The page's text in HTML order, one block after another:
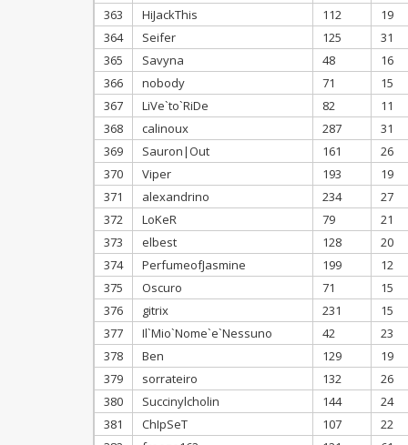
363
HiJackThis 112
19
364
Seifer 125
31
365
Savyna 48
16
366
nobody 71
15
367
LiVe`to`RiDe 82
11
368
calinoux 287
31
369
Sauron|Out 161
26
370
Viper 193
19
371
alexandrino 234
27
372
LoKeR 79
21
373
elbest 128
20
374
PerfumeofJasmine 199
12
375
Oscuro 71
15
376
gitrix 231
15
377
Il`Mio`Nome`e`Nessuno 42
23
378
Ben 129
19
379
sorrateiro 132
26
380
Succinylcholin 144
24
381
ChIpSeT 107
22